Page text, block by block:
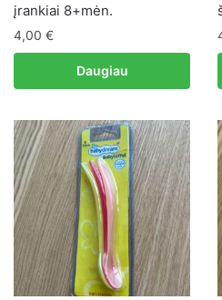
įrankiai 8+mėn.
4,00 €
Daugiau